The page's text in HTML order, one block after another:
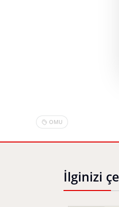
OMU
İlginizi